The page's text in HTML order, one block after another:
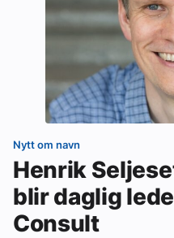
Nytt om navn
Henrik
blir daglig
Consult